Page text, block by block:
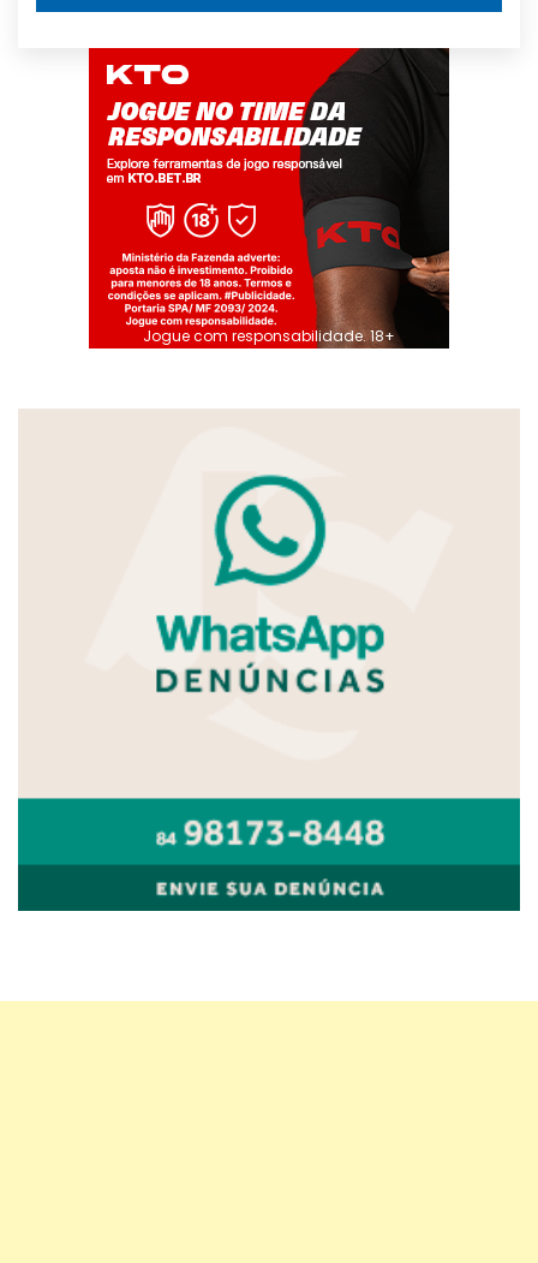
Jogue com responsabilidade. 18+